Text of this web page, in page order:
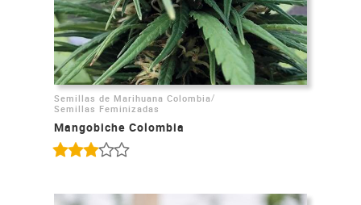
Semillas de Marihuana Colombia /
Semillas Feminizadas
Mangobiche Colombia